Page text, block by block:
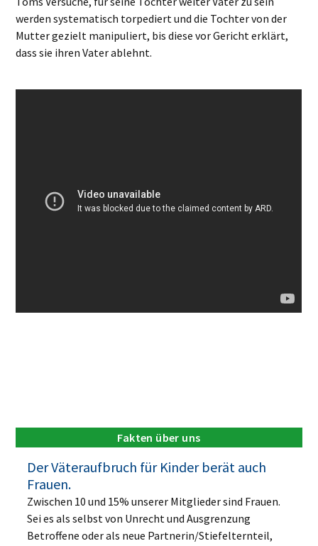
werden systematisch torpediert und die Tochter von der
Mutter gezielt manipuliert, bis diese vor Gericht erklärt,
dass sie ihren Vater ablehnt.
Fakten über uns
Der Väteraufbruch für Kinder berät auch
Frauen.
Zwischen 10 und 15% unserer Mitglieder sind Frauen.
Sei es als selbst von Unrecht und Ausgrenzung
Betroffene oder als neue Partnerin/Stiefelternteil,